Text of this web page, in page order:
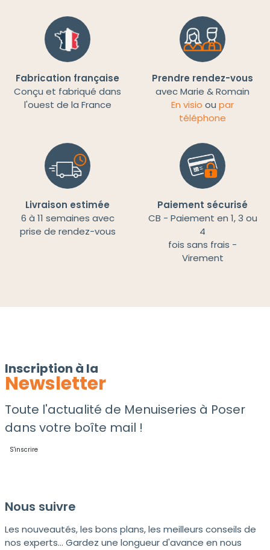
Fabrication française
Conçu et fabriqué dans
l'ouest de la France
Prendre rendez-vous
avec Marie & Romain
En visio ou par
téléphone
Livraison estimée
6 à 11 semaines avec
prise de rendez-vous
Paiement sécurisé
CB - Paiement en 1, 3 ou
4
fois sans frais -
Virement
Inscription à la
Newsletter
Toute l'actualité de Menuiseries à Poser
dans votre boîte mail !
S'inscrire
Nous suivre
Les nouveautés, les bons plans, les meilleurs conseils de
nos experts... Gardez une longueur d'avance en nous